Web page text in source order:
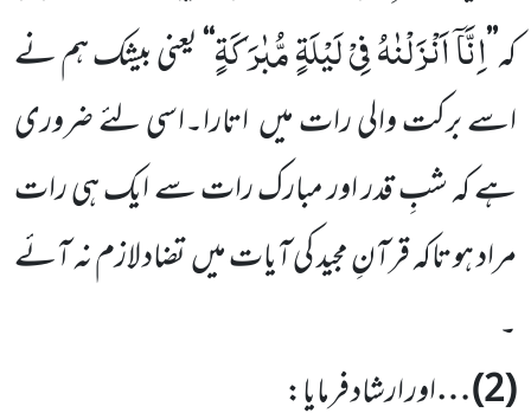
کہ’’اِنَّاۤ اَنْزَلْنٰهُ فِیْ لَیْلَةٍ مُّبٰرَكَةٍ‘‘یعنی بیشک ہم نے
اسے برکت والی رات میںاتارا۔اسی لئے ضروری
ہے کہ شبِ قدر اور مبارک رات سے ایک ہی رات
مراد ہو تاکہ قرآنِ مجید کی آیات میںتضاد لازم نہ آئے
۔
(
2
) …اور ارشاد فرمایا: